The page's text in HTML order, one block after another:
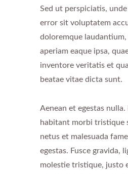
Sed ut perspiciatis,
error sit voluptatem
doloremque
aperiam eaque ipsa,
inventore veritatis et
beatae vitae dicta sunt.
Aenean et egestas
habitant morbi tristique
netus et malesuada
egestas. Fusce gravida,
molestie tristique, justo